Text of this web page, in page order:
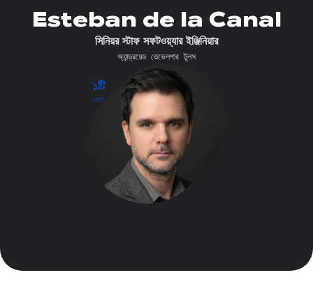
১টি
পোস্ট
Esteban de la Canal
সিনিয়র স্টাফ সফটওয়্যার ইঞ্জিনিয়ার
অ্যান্ড্রয়েড ডেভেলপার টুলস